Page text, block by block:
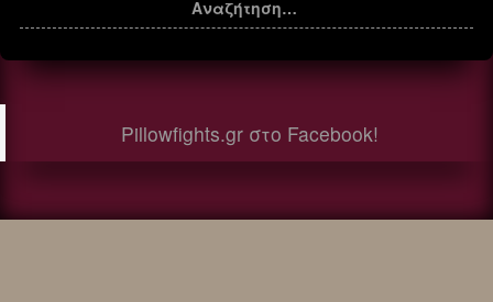
Pillowfights.gr στο Facebook!